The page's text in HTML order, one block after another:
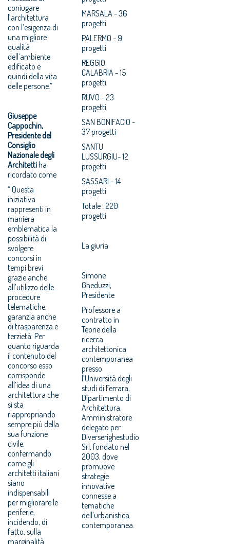
coniugare
l’architettura
con l’esigenza di
una migliore
qualità
dell’ambiente
edificato e
quindi della vita
delle persone.”
Giuseppe
Cappochin,
Presidente del
Consiglio
Nazionale degli
Architettiha
ricordato come
“ Questa
iniziativa
rappresenti in
maniera
emblematica la
possibilità di
svolgere
concorsi in
tempi brevi
grazie anche
all’utilizzo delle
procedure
telematiche,
garanzia anche
di trasparenza e
terzietà. Per
quanto riguarda
il contenuto del
concorso esso
corrisponde
all’idea di una
architettura che
si sta
riappropriando
sempre più della
sua funzione
civile,
confermando
come gli
architetti italiani
siano
indispensabili
per migliorare le
periferie,
incidendo, di
fatto, sulla
marginalità
MARSALA - 36
progetti
PALERMO - 9
progetti
REGGIO
CALABRIA - 15
progetti
RUVO - 23
progetti
SAN BONIFACIO -
37 progetti
SANTU
LUSSURGIU- 12
progetti
SASSARI - 14
progetti
Totale : 220
progetti
La giuria
Simone
Gheduzzi,
Presidente
Professore a
contratto in
Teorie della
ricerca
architettonica
contemporanea
presso
l’Università degli
studi di Ferrara,
Dipartimento di
Architettura.
Amministratore
delegato per
Diverserighestudio
Srl, fondato nel
2003, dove
promuove
strategie
innovative
connesse a
tematiche
dell’urbanistica
contemporanea.